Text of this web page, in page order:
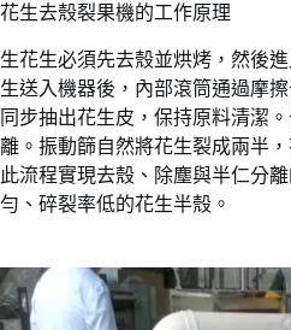
花生去殼裂果機的工作原理
生花生必須先去殼並烘烤，然後
生送入機器後，內部滾筒通過摩
同步抽出花生皮，保持原料清潔
離。振動篩自然將花生裂成兩半
此流程實現去殼、除塵與半仁分
勻、碎裂率低的花生半殼。